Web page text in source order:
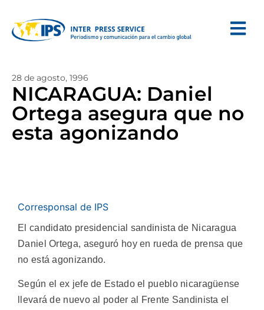
28 de agosto, 1996
NICARAGUA: Daniel
Ortega asegura que no
esta agonizando
Corresponsal de IPS
El candidato presidencial sandinista de Nicaragua
Daniel Ortega, aseguró hoy en rueda de prensa que
no está agonizando.
Según el ex jefe de Estado el pueblo nicaragüense
llevará de nuevo al poder al Frente Sandinista el